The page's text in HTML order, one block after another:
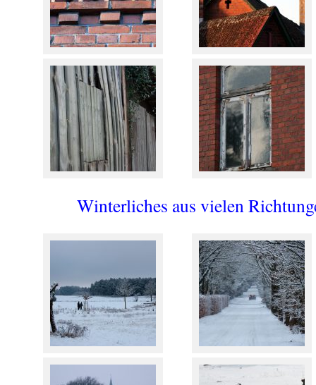
Winterliches aus vielen